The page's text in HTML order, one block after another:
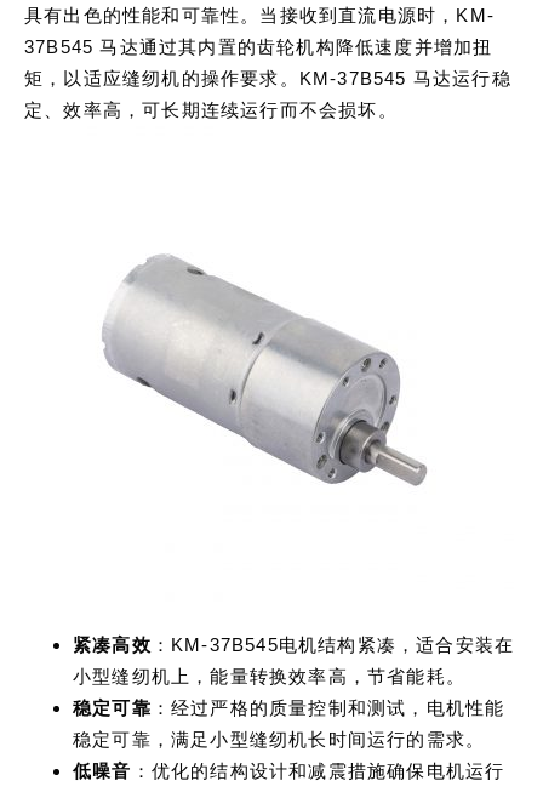
具有出色的性能和可靠性。当接收到直流电源时，KM-
37B545 马达通过其内置的齿轮机构降低速度并增加扭
矩，以适应缝纫机的操作要求。KM-37B545 马达运行稳
定、效率高，可长期连续运行而不会损坏。
紧凑高效 ：KM-37B545电机结构紧凑，适合安装在
小型缝纫机上，能量转换效率高，节省能耗。
稳定可靠 ：经过严格的质量控制和测试，电机性能
稳定可靠，满足小型缝纫机长时间运行的需求。
低噪音 ：优化的结构设计和减震措施确保电机运行